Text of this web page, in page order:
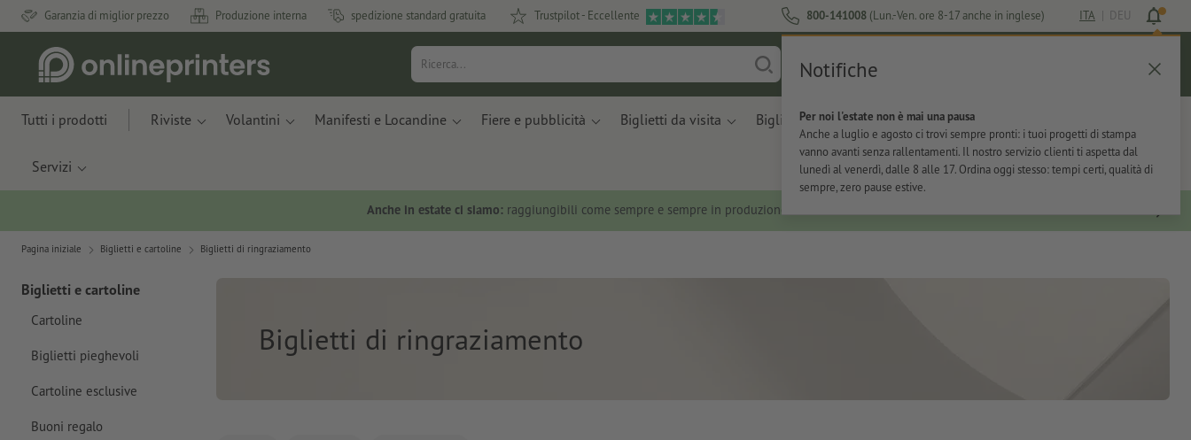
Garanzia di miglior prezzo Produzione interna spedizione standard gratuita Trustpilot - Eccellente 800-141008 (Lun.-Ven. ore 8-17 anche in inglese) ITA | DEU
Notifiche
Per noi l'estate non è mai una pausa
Anche a luglio e agosto ci trovi sempre pronti: i tuoi progetti di stampa
vanno avanti senza rallentamenti. Il nostro servizio clienti ti aspetta dal
lunedì al venerdì, dalle 8 alle 17. Ordina oggi stesso: tempi certi, qualità di
sempre, zero pause estive.
Carrello
Tutti i prodotti Riviste Volantini Manifesti e Locandine Fiere e pubblicità Biglietti da visita Biglietti Per l'ufficio Adesivi
Servizi
Anche in estate ci siamo: raggiungibili come sempre e sempre in produzione.
Pagina iniziale Biglietti e cartoline Biglietti di ringraziamento
Biglietti e cartoline
Cartoline
Biglietti pieghevoli
Cartoline esclusive
Buoni regalo
Biglietti di ringraziamento